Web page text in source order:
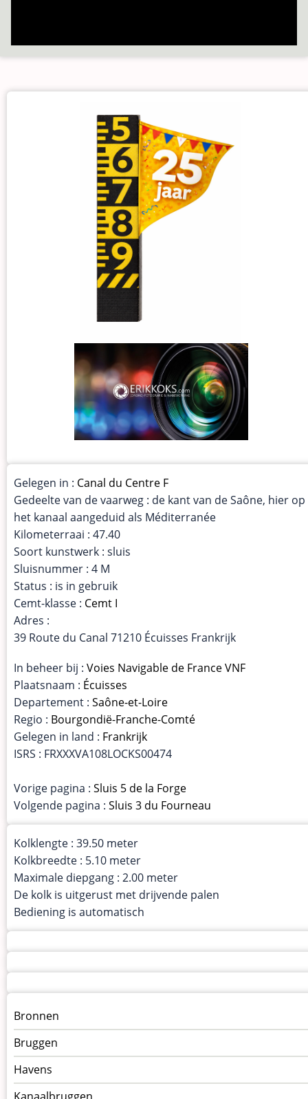
Gelegen in : Canal du Centre F
Gedeelte van de vaarweg : de kant van de Saône, hier op
het kanaal aangeduid als Méditerranée
Kilometerraai : 47.40
Soort kunstwerk : sluis
Sluisnummer : 4 M
Status : is in gebruik
Cemt-klasse : Cemt I
Adres :
39 Route du Canal 71210 Écuisses Frankrijk
In beheer bij : Voies Navigable de France VNF
Plaatsnaam : Écuisses
Departement : Saône-et-Loire
Regio : Bourgondië-Franche-Comté
Gelegen in land : Frankrijk
ISRS : FRXXXVA108LOCKS00474
Vorige pagina : Sluis 5 de la Forge
Volgende pagina : Sluis 3 du Fourneau
Kolklengte : 39.50 meter
Kolkbreedte : 5.10 meter
Maximale diepgang : 2.00 meter
De kolk is uitgerust met drijvende palen
Bediening is automatisch
Menu
kunstwerken
op
kunstwerkpagina
Bronnen
Bruggen
Havens